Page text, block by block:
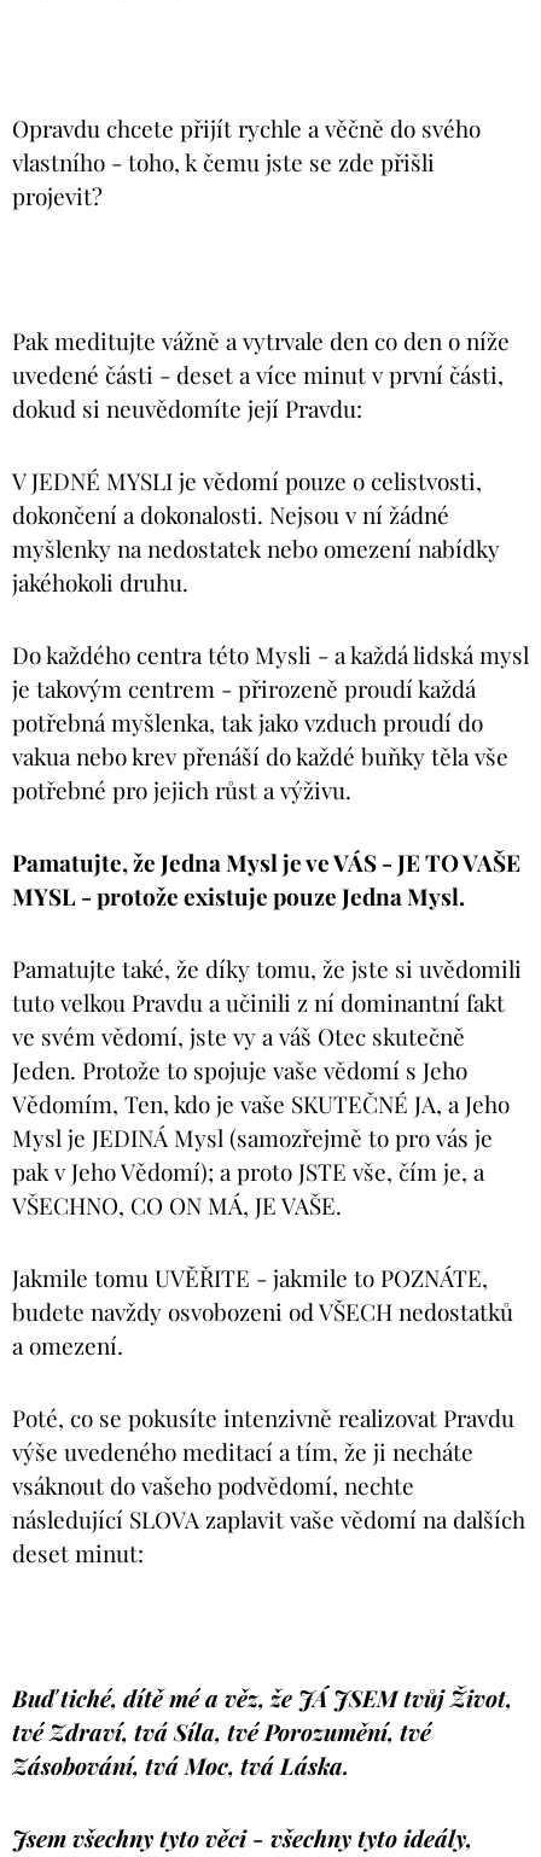
Opravdu chcete přijít rychle a věčně do svého
vlastního - toho, k čemu jste se zde přišli
projevit?
Pak meditujte vážně a vytrvale den co den o níže
uvedené části - deset a více minut v první části,
dokud si neuvědomíte její Pravdu:
V JEDNÉ MYSLI je vědomí pouze o celistvosti,
dokončení a dokonalosti. Nejsou v ní žádné
myšlenky na nedostatek nebo omezení nabídky
jakéhokoli druhu.
Do každého centra této Mysli - a každá lidská mysl
je takovým centrem - přirozeně proudí každá
potřebná myšlenka, tak jako vzduch proudí do
vakua nebo krev přenáší do každé buňky těla vše
potřebné pro jejich růst a výživu.
Pamatujte, že Jedna Mysl je ve VÁS - JE TO VAŠE
MYSL - protože existuje pouze Jedna Mysl.
Pamatujte také, že díky tomu, že jste si uvědomili
tuto velkou Pravdu a učinili z ní dominantní fakt
ve svém vědomí, jste vy a váš Otec skutečně
Jeden. Protože to spojuje vaše vědomí s Jeho
Vědomím, Ten, kdo je vaše SKUTEČNÉ JA, a Jeho
Mysl je JEDINÁ Mysl (samozřejmě to pro vás je
pak v Jeho Vědomí); a proto JSTE vše, čím je, a
VŠECHNO, CO ON MÁ, JE VAŠE.
Jakmile tomu UVĚŘITE - jakmile to POZNÁTE,
budete navždy osvobozeni od VŠECH nedostatků
a omezení.
Poté, co se pokusíte intenzivně realizovat Pravdu
výše uvedeného meditací a tím, že ji necháte
vsáknout do vašeho podvědomí, nechte
následující SLOVA zaplavit vaše vědomí na dalších
deset minut:
Buď tiché, dítě mé a věz, že JÁ JSEM tvůj Život,
tvé Zdraví, tvá Síla, tvé Porozumění, tvé
Zásobování, tvá Moc, tvá Láska.
Jsem všechny tyto věci - všechny tyto ideály,